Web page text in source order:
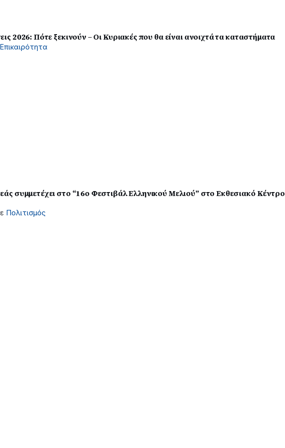
2026: Πότε ξεκινούν – Οι Κυριακές που θα είναι ανοιχτά τα καταστήματα
Επικαιρότητα
συμμετέχει στο “16ο Φεστιβάλ Ελληνικού Μελιού” στο Εκθεσιακό Κέντρο
Πολιτισμός